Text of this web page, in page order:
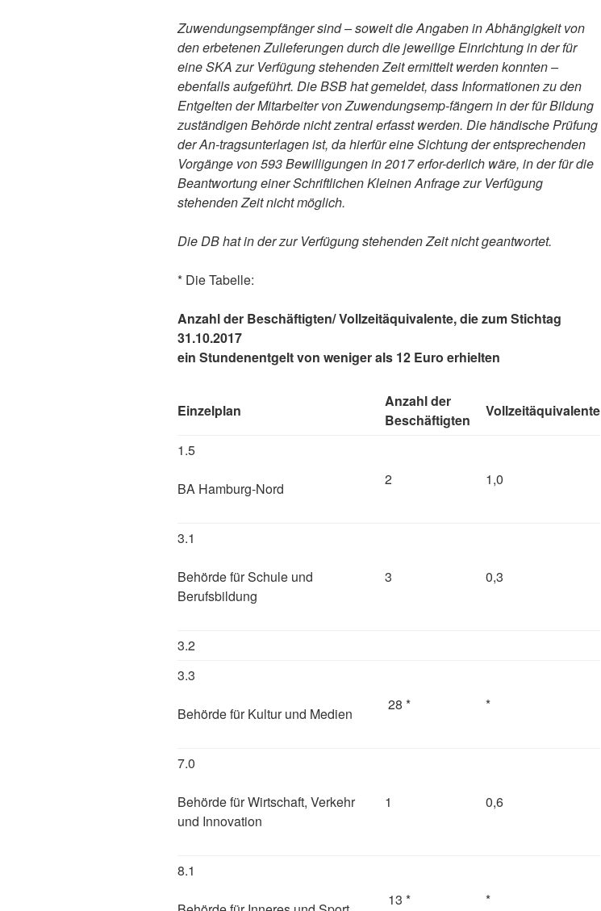
Zuwendungsempfänger sind – soweit die Angaben in Abhängigkeit von
den erbetenen Zulieferungen durch die jeweilige Einrichtung in der für
eine SKA zur Verfügung stehenden Zeit ermittelt werden konnten –
ebenfalls aufgeführt. Die BSB hat gemeldet, dass Informationen zu den
Entgelten der Mitarbeiter von Zuwendungsemp-fängern in der für Bildung
zuständigen Behörde nicht zentral erfasst werden. Die händische Prüfung
der An-tragsunterlagen ist, da hierfür eine Sichtung der entsprechenden
Vorgänge von 593 Bewilligungen in 2017 erfor-derlich wäre, in der für die
Beantwortung einer Schriftlichen Kleinen Anfrage zur Verfügung
stehenden Zeit nicht möglich.
Die DB hat in der zur Verfügung stehenden Zeit nicht geantwortet.
* Die Tabelle:
Anzahl der Beschäftigten/ Vollzeitäquivalente, die zum Stichtag
31.10.2017
ein Stundenentgelt von weniger als 12 Euro erhielten
Einzelplan
Anzahl der
Beschäftigten
Vollzeitäquivalente
1.5
BA Hamburg-Nord
2 1,0
3.1
Behörde für Schule und
Berufsbildung
3 0,3
3.2
3.3
Behörde für Kultur und Medien
28 * *
7.0
Behörde für Wirtschaft, Verkehr
und Innovation
1 0,6
8.1
13 * *